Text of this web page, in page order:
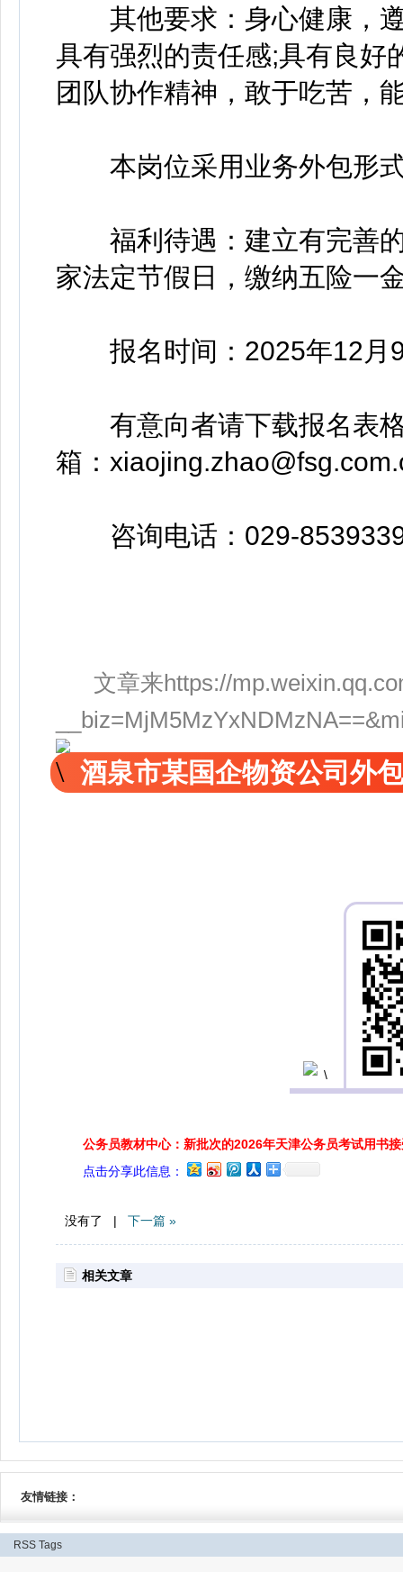
其他要求：身心健康，遵
具有强烈的责任感;具有良好
团队协作精神，敢于吃苦，
本岗位采用业务外包形式
福利待遇：建立有完善的
家法定节假日，缴纳五险一
报名时间：2025年12月9
有意向者请下载报名表格
箱：
咨询电话：029-
文章来https://
酒泉市某国企物资公司外
公务员教材中心：新批次的2026年天津公务员考试用书
点击分享此信息：
没有了 | 下一篇 »
相关文章
友情链接：
RSS Tags